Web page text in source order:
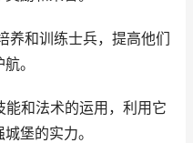
养和训练士兵，提高他们
。
能和法术的运用，利用它
堡的实力。